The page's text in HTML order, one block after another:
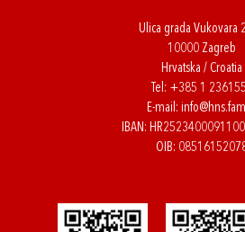
Ulica grada Vukovara
10000 Zagreb
Hrvatska / Croatia
Tel: +385 1
E-mail:
IBAN:
OIB: